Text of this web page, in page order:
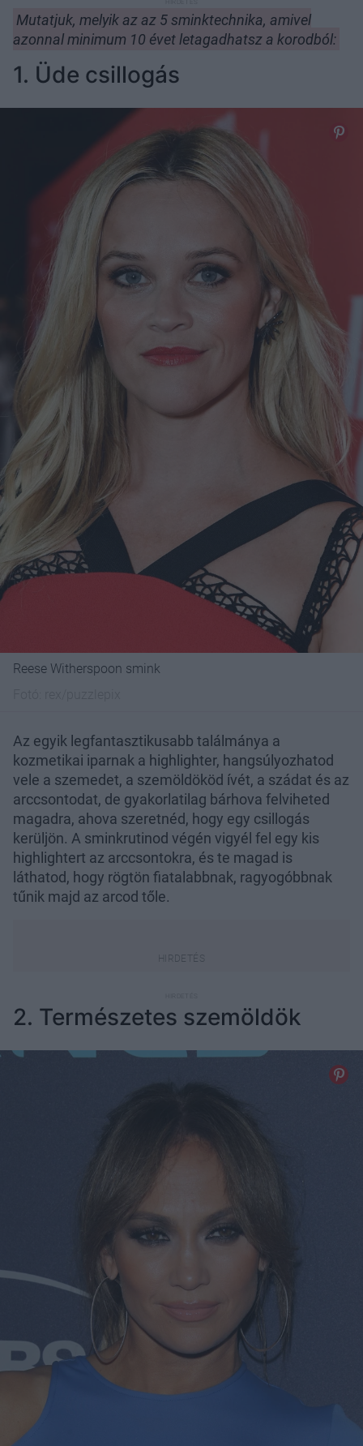
Mutatjuk, melyik az az 5 sminktechnika, amivel
azonnal minimum 10 évet letagadhatsz a korodból:
1. Üde csillogás
Reese Witherspoon smink
Az egyik legfantasztikusabb találmánya a
kozmetikai iparnak a highlighter, hangsúlyozhatod
vele a szemedet, a szemöldököd ívét, a szádat és az
arccsontodat, de gyakorlatilag bárhova felviheted
magadra, ahova szeretnéd, hogy egy csillogás
kerüljön. A sminkrutinod végén vigyél fel egy kis
highlightert az arccsontokra, és te magad is
láthatod, hogy rögtön fiatalabbnak, ragyogóbbnak
tűnik majd az arcod tőle.
2. Természetes szemöldök